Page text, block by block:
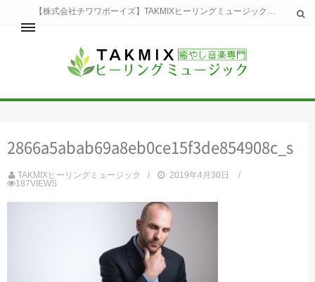
【株式会社チワワボーイズ】TAKMIXヒーリングミュージックへようこそ。TAKMIXヒーリングミュージックは貴方に特別な癒やしの時間をご提供致します。
ホーム
睡眠
美容
生活
お問い合わせ
運営会社
2866a5abab69a8eb0ce15f3de854908c_s
TAKMIXヒーリングミュージック
2019年4月30日
187VIEWS